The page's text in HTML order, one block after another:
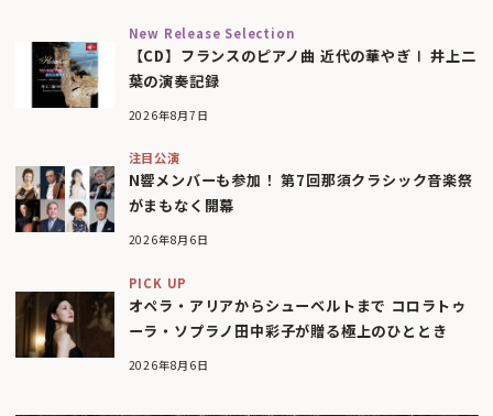
New Release Selection
【CD】フランスのピアノ曲 近代の華やぎⅠ 井上二
葉の演奏記録
2026年8月7日
注目公演
N響メンバーも参加！ 第7回那須クラシック音楽祭
がまもなく開幕
2026年8月6日
PICK UP
オペラ・アリアからシューベルトまで コロラトゥ
ーラ・ソプラノ田中彩子が贈る極上のひととき
2026年8月6日